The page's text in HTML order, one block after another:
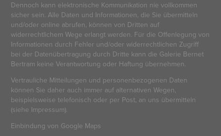
Dennoch kann elektronische Kommunikation nie vollkommen
sicher sein. Alle Daten und Informationen, die Sie übermitteln
und/oder online abrufen, können von Dritten auf
widerrechtlichem Wege erlangt werden. Für die Offenlegung von
Informationen durch Fehler und/oder widerrechtlichen Zugriff
bei der Datenübertragung durch Dritte kann die Galerie Bernet
Bertram keine Verantwortung oder Haftung übernehmen.
Vertrauliche Mitteilungen und personenbezogenen Daten
können Sie daher auch immer auf alternativen Wegen,
beispielsweise telefonisch oder per Post, an uns übermitteln
(siehe Impressum).
Einbindung von Google Maps